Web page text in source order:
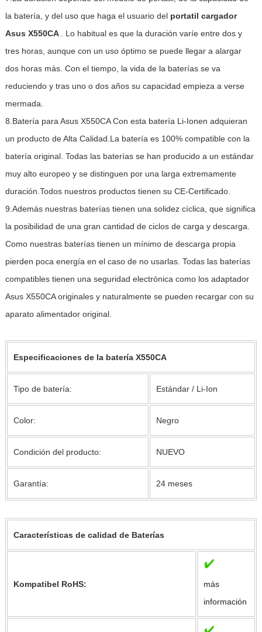
la batería, y del uso que haga el usuario del portatil cargador
Asus X550CA . Lo habitual es que la duración varíe entre dos y
tres horas, aunque con un uso óptimo se puede llegar a alargar
dos horas más. Con el tiempo, la vida de la baterías se va
reduciendo y tras uno o dos años su capacidad empieza a verse
mermada.
8.Batería para Asus X550CA Con esta batería Li-Ionen adquieran
un producto de Alta Calidad.La batería es 100% compatible con la
batería original. Todas las baterías se han producido a un estándar
muy alto europeo y se distinguen por una larga extremamente
duración.Todos nuestros productos tienen su CE-Certificado.
9.Además nuestras baterías tienen una solidez cíclica, que significa
la posibilidad de una gran cantidad de ciclos de carga y descarga.
Como nuestras baterías tienen un mínimo de descarga propia
pierden poca energía en el caso de no usarlas. Todas las baterías
compatibles tienen una seguridad electrónica como los adaptador
Asus X550CA originales y naturalmente se pueden recargar con su
aparato alimentador original.
Especificaciones de la batería X550CA
Tipo de batería: Estándar / Li-Ion
Color: Negro
Condición del producto: NUEVO
Garantía: 24 meses
Características de calidad de Baterías
Kompatibel RoHS:
más
información